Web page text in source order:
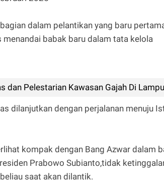
dalam pelantikan yang baru
babak baru dalam tata kelola
dan Pelestarian Kawasan Gajah Di
dilanjutkan dengan perjalanan menuju
kompak dengan Bang Azwar dalam
Prabowo Subianto,tidak
saat akan dilantik.